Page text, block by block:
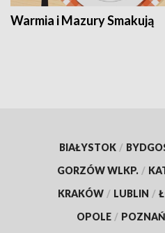
Warmia i Mazury Smakują
BIAŁYSTOK /
GORZÓW WLKP. /
KRAKÓW / LUBLIN /
OPOLE / POZNAŃ